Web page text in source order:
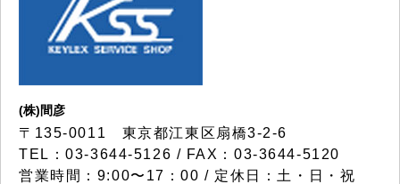
(株)間彦
〒135-0011 東京都江東区扇橋3-2-6
TEL：03-3644-5126 / FAX：03-3644-5120
営業時間：9:00〜17：00 / 定休日：土・日・祝